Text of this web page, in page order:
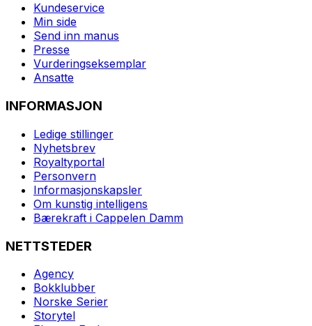
Kundeservice
Min side
Send inn manus
Presse
Vurderingseksemplar
Ansatte
INFORMASJON
Ledige stillinger
Nyhetsbrev
Royaltyportal
Personvern
Informasjonskapsler
Om kunstig intelligens
Bærekraft i Cappelen Damm
NETTSTEDER
Agency
Bokklubber
Norske Serier
Storytel